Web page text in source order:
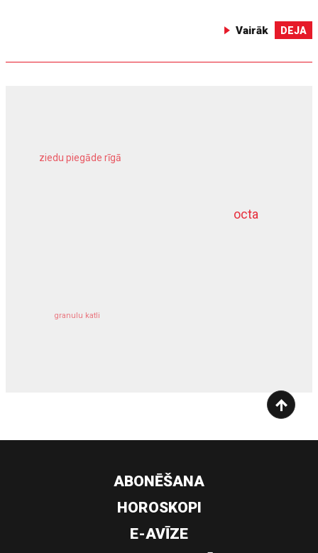
Vairāk DEJA
octa
ziedu piegāde rīgā
granulu katli
dziļurbums
ABONĒŠANA
HOROSKOPI
E-AVĪZE